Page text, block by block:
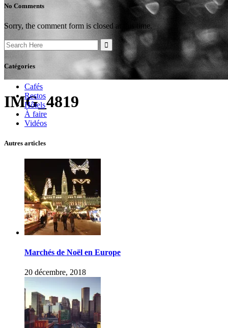
IMG_4819
No Comments
Sorry, the comment form is closed at this time.
Search
for:
Catégories
Cafés
Restos
Hôtels
À faire
Vidéos
Autres articles
Marchés de Noël en Europe
20 décembre, 2018